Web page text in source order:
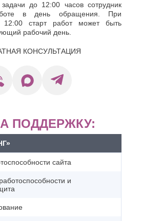
до 12:00 часов сотрудник
в день обращения. При
старт работ может быть
рабочий день.
КОНСУЛЬТАЦИЯ
ПОДДЕРЖКУ:
сайта
и